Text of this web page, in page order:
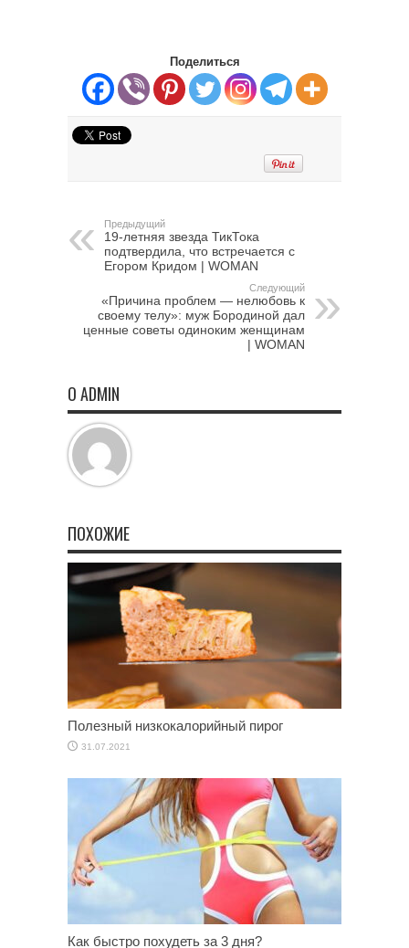
Поделиться
Предыдущий
19-летняя звезда ТикТока
подтвердила, что встречается с
Егором Кридом | WOMAN
Следующий
«Причина проблем — нелюбовь к
своему телу»: муж Бородиной дал
ценные советы одиноким женщинам
| WOMAN
О ADMIN
ПОХОЖИЕ
Полезный низкокалорийный пирог
31.07.2021
Как быстро похудеть за 3 дня?